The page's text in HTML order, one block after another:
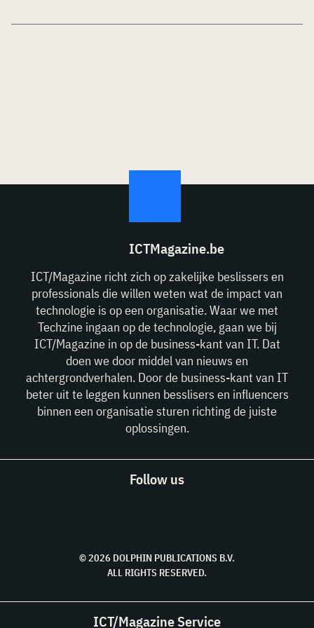
ICTMagazine.be
ICT/Magazine richt zich op zakelijke beslissers en
professionals die willen weten wat de impact van
technologie is op een organisatie. Waar we met
Techzine ingaan op de technologie, gaan we bij
ICT/Magazine in op de business-kant van IT. Dat
doen we door middel van nieuws en
achtergrondverhalen. Door de business-kant van IT
beter uit te leggen kunnen besslisers en influencers
binnen een organisatie sturen richting de juiste
oplossingen.
Follow us
© 2026 DOLPHIN PUBLICATIONS B.V.
ALL RIGHTS RESERVED.
ICT/Magazine Service